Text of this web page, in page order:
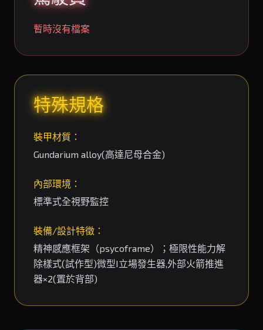
暫時沒有檔案
特殊規格
裝甲材質：
Gundarium alloy(高達尼母合金)
內部環境：
標準式全視野監控
裝備/設計特徵：
精神感應框架（psycoframe）；極限性能力解
除樣式(試作型)微型I立場發生器,外部火箭推進
器×2(置於背部)